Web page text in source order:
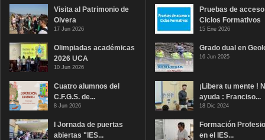
Visita al Patrimonio de
Olvera
17 Jun 2026
Olimpiadas académicas
2026 UCA
10 Jun 2026
Cuatro alumnos del
C.F.G.S. de...
8 Jun 2026
I Jornada de puertas
abiertas "IES...
Pruebas de
Ciclos Formativos
15 Ene 2026
Grado dual en
16 Jun 2025
¡Libera tu mente !
ayuda : Franciso...
18 Dic 2024
Formación
en el IES...